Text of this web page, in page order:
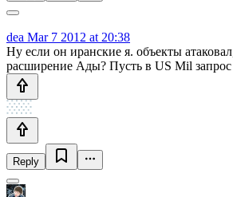
dea Mar 7 2012 at 20:38
Ну если он иранские я. объекты
расширение Ады? Пусть в US Mil
Reply